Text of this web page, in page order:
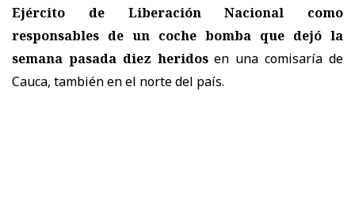
Ejército de Liberación Nacional como
responsables de un coche bomba que dejó la
semana pasada diez heridosen una comisaría de
Cauca, también en el norte del país.